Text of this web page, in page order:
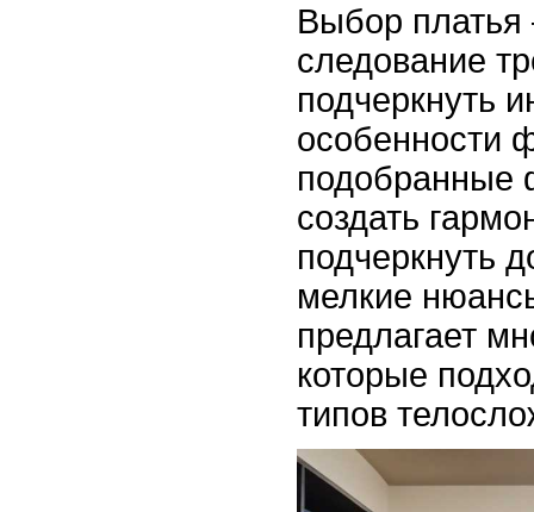
Выбор платья
следование
подчеркнуть
особенности
подобранные
создать
подчеркнуть
мелкие
предлагает
которые
типов